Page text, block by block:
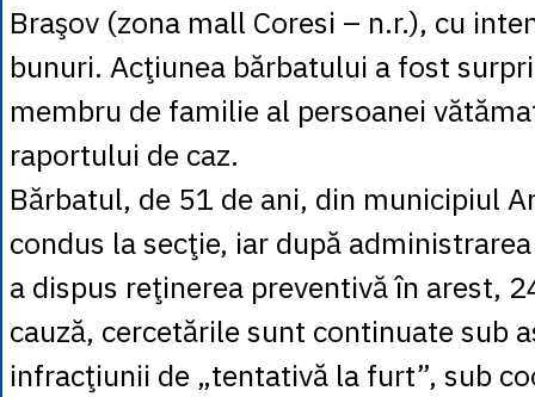
Braşov (zona mall Coresi – n.r.), cu
bunuri. Acţiunea bărbatului a fost
membru de familie al persoanei
raportului de caz.
Bărbatul, de 51 de ani, din municipiul
condus la secţie, iar după
a dispus reţinerea preventivă în arest,
cauză, cercetările sunt continuate sub
infracţiunii de „tentativă la furt”, sub